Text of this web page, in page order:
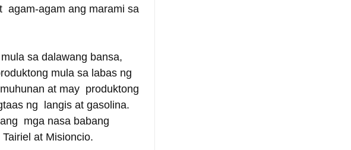
agam-agam ang marami sa
sa dalawang bansa,
mula sa labas ng
at may  produktong
ng  langis at gasolina.
mga nasa babang
at Misioncio.